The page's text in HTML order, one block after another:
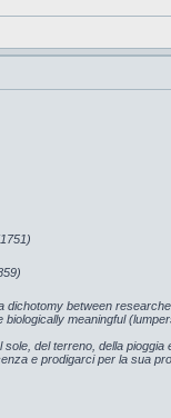
between
meaningful
del terreno, della pioggia
e prodigarci per la sua